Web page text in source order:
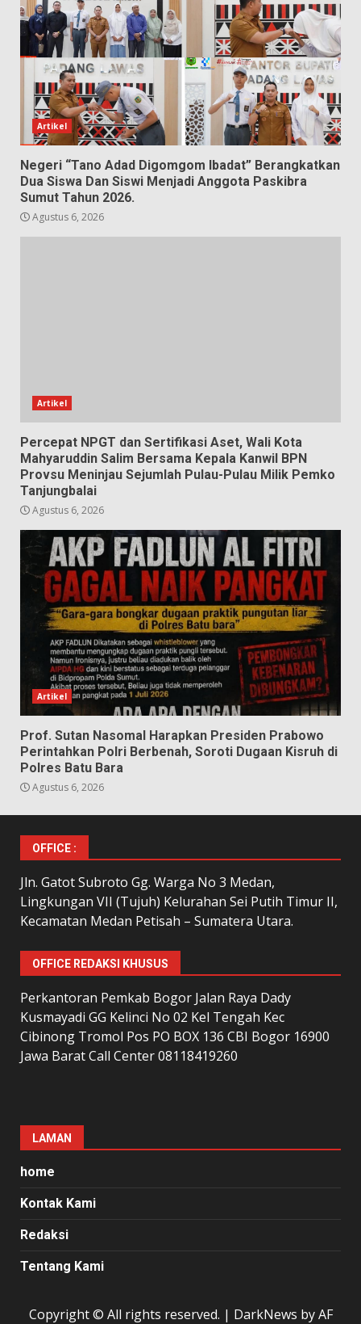
Artikel
Negeri “Tano Adad Digomgom Ibadat” Berangkatkan
Dua Siswa Dan Siswi Menjadi Anggota Paskibra
Sumut Tahun 2026.
Agustus 6, 2026
Artikel
Percepat NPGT dan Sertifikasi Aset, Wali Kota
Mahyaruddin Salim Bersama Kepala Kanwil BPN
Provsu Meninjau Sejumlah Pulau-Pulau Milik Pemko
Tanjungbalai
Agustus 6, 2026
Artikel
Prof. Sutan Nasomal Harapkan Presiden Prabowo
Perintahkan Polri Berbenah, Soroti Dugaan Kisruh di
Polres Batu Bara
Agustus 6, 2026
OFFICE :
Jln. Gatot Subroto Gg. Warga No 3 Medan,
Lingkungan VII (Tujuh) Kelurahan Sei Putih Timur II,
Kecamatan Medan Petisah – Sumatera Utara.
OFFICE REDAKSI KHUSUS
Perkantoran Pemkab Bogor Jalan Raya Dady
Kusmayadi GG Kelinci No 02 Kel Tengah Kec
Cibinong Tromol Pos PO BOX 136 CBI Bogor 16900
Jawa Barat Call Center 08118419260
LAMAN
home
Kontak Kami
Redaksi
Tentang Kami
Copyright © All rights reserved. | DarkNews by AF